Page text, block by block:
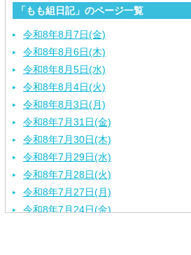
「もも組日記」のページ一覧
令和8年8月7日(金)
令和8年8月6日(木)
令和8年8月5日(水)
令和8年8月4日(火)
令和8年8月3日(月)
令和8年7月31日(金)
令和8年7月30日(木)
令和8年7月29日(水)
令和8年7月28日(火)
令和8年7月27日(月)
令和8年7月24日(金)